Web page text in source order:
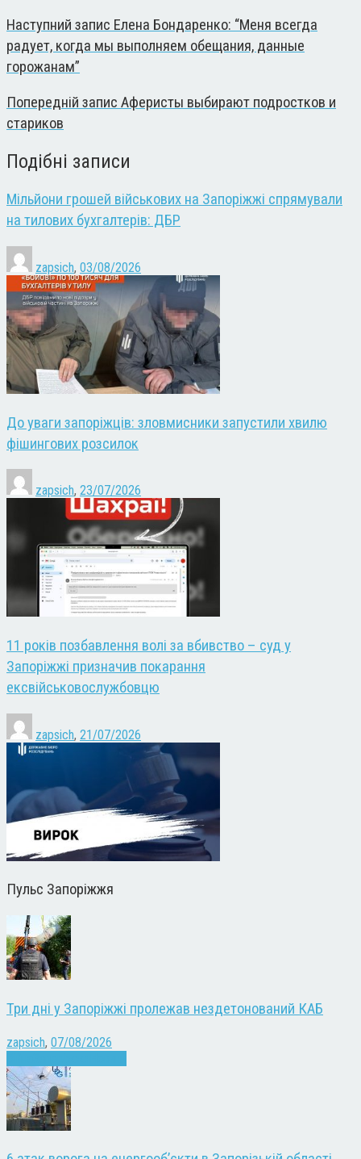
Наступний запис Елена Бондаренко: “Меня всегда
радует, когда мы выполняем обещания, данные
горожанам”
Попередній запис Аферисты выбирают подростков и
стариков
Подібні записи
Мільйони грошей військових на Запоріжжі спрямували
на тилових бухгалтерів: ДБР
zapsich, 03/08/2026
До уваги запоріжців: зловмисники запустили хвилю
фішингових розсилок
zapsich, 23/07/2026
11 років позбавлення волі за вбивство – суд у
Запоріжжі призначив покарання
ексвійськовослужбовцю
zapsich, 21/07/2026
Пульс Запоріжжя
Три дні у Запоріжжі пролежав нездетонований КАБ
zapsich, 07/08/2026